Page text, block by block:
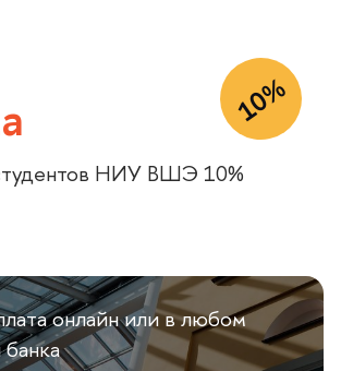
10%
НИУ ВШЭ 10%
онлайн или в любом